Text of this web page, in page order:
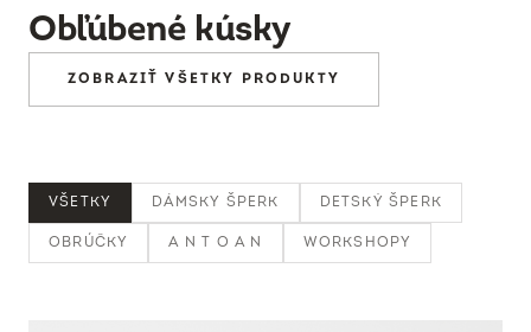
Obľúbené kúsky
ZOBRAZIŤ VŠETKY PRODUKTY
VŠETKY DÁMSKY ŠPERK DETSKÝ ŠPERK
OBRÚČKY A N T O A N WORKSHOPY